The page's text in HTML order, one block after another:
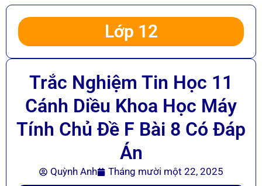
Lớp 12
Trắc Nghiệm Tin Học 11
Cánh Diều Khoa Học Máy
Tính Chủ Đề F Bài 8 Có Đáp
Án
Quỳnh Anh Tháng mười một 22, 2025